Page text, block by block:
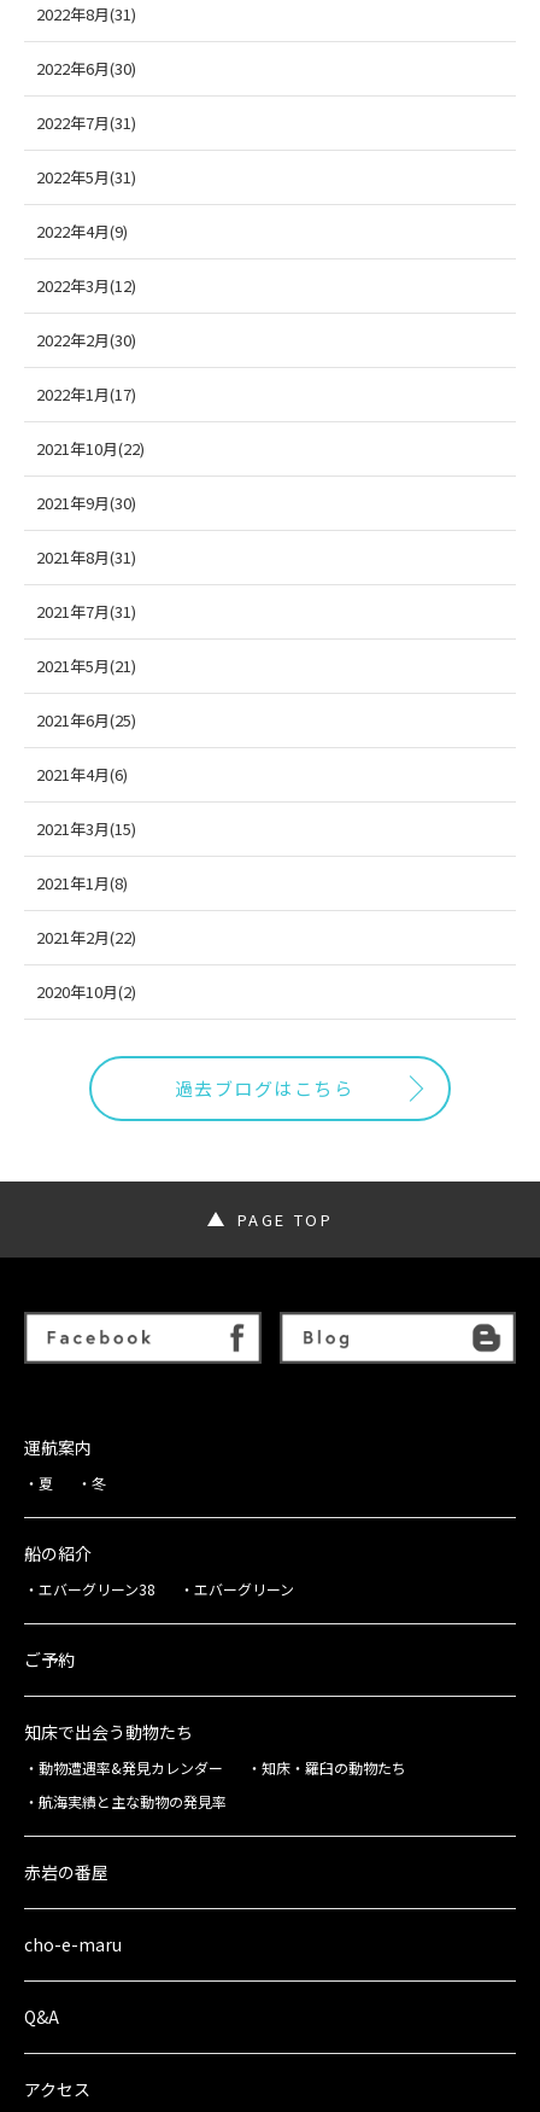
2022年8月(31)
2022年6月(30)
2022年7月(31)
2022年5月(31)
2022年4月(9)
2022年3月(12)
2022年2月(30)
2022年1月(17)
2021年10月(22)
2021年9月(30)
2021年8月(31)
2021年7月(31)
2021年5月(21)
2021年6月(25)
2021年4月(6)
2021年3月(15)
2021年1月(8)
2021年2月(22)
2020年10月(2)
過去ブログはこちら
PAGE TOP
運航案内
夏 冬
船の紹介
エバーグリーン38 エバーグリーン
ご予約
知床で出会う動物たち
動物遭遇率&発見カレンダー
知床・羅臼の動物たち
航海実績と主な動物の発見率
赤岩の番屋
cho-e-maru
Q&A
アクセス